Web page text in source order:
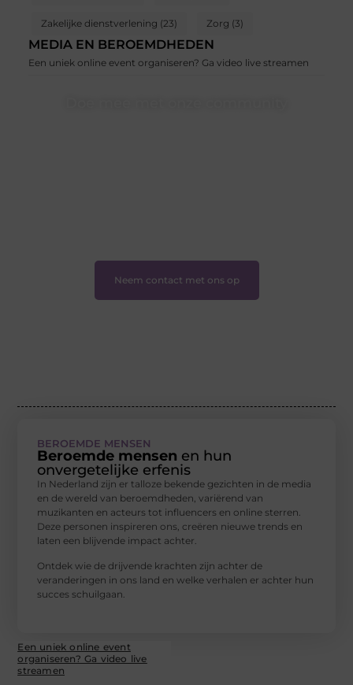
Zakelijke dienstverlening (23) Zorg (3)
MEDIA EN BEROEMDHEDEN
Een uniek online event organiseren? Ga video live streamen
Neem contact met ons op
BEROEMDE MENSEN
Beroemde mensen en hun
onvergetelijke erfenis
In Nederland zijn er talloze bekende gezichten in de media
en de wereld van beroemdheden, variërend van
muzikanten en acteurs tot influencers en online sterren.
Deze personen inspireren ons, creëren nieuwe trends en
laten een blijvende impact achter.
Ontdek wie de drijvende krachten zijn achter de
veranderingen in ons land en welke verhalen er achter hun
succes schuilgaan.
Een uniek online event
organiseren? Ga video live
streamen